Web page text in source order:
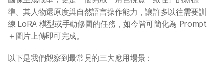
準。其人物還原度與自然語言操作能力，讓許多以往需要訓
練 LoRA 模型或手動修圖的任務，如今皆可簡化為 Prompt
＋圖片上傳即可完成。
以下是我們觀察到最常見的三大應用場景：